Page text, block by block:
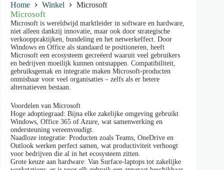
Home Winkel Microsoft
Microsoft
Microsoft is wereldwijd marktleider in software en hardware,
niet alleen dankzij innovatie, maar ook door strategische
verkooppraktijken, bundeling en het netwerkeffect. Door
Windows en Office als standaard te positioneren, heeft
Microsoft een ecosysteem gecreëerd waaruit veel gebruikers
en bedrijven moeilijk kunnen ontsnappen. Compatibiliteit,
gebruiksgemak en integratie maken Microsoft-producten
onmisbaar voor veel organisaties – zelfs als er betere
alternatieven bestaan.
Voordelen van Microsoft
Hoge adoptiegraad: Bijna elke zakelijke omgeving gebruikt
Windows, Office 365 of Azure, wat samenwerking en
ondersteuning vereenvoudigt.
Naadloze integratie: Producten zoals Teams, OneDrive en
Outlook werken perfect samen, wat productiviteit verhoogt
voor bedrijven die al in het ecosysteem zitten.
Grote keuze aan hardware: Van Surface-laptops tot zakelijke